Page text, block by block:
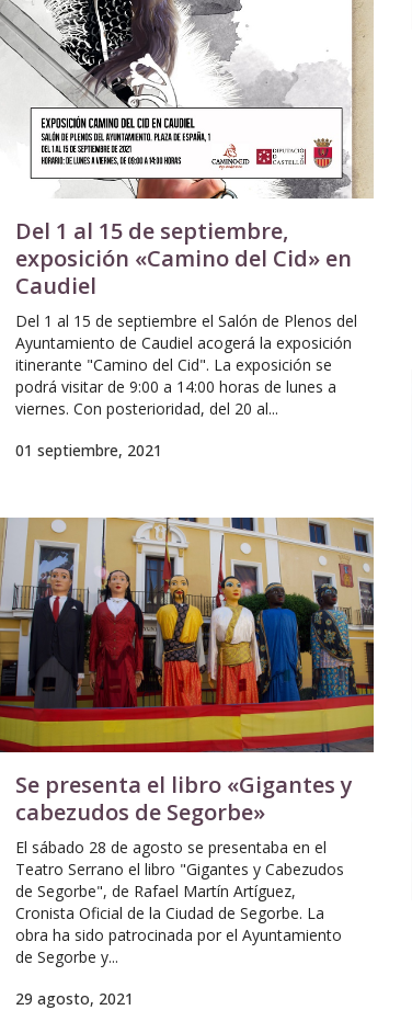
Del 1 al 15 de septiembre,
exposición «Camino del Cid» en
Caudiel
Del 1 al 15 de septiembre el Salón de Plenos del
Ayuntamiento de Caudiel acogerá la exposición
itinerante "Camino del Cid". La exposición se
podrá visitar de 9:00 a 14:00 horas de lunes a
viernes. Con posterioridad, del 20 al...
01 septiembre, 2021
Se presenta el libro «Gigantes y
cabezudos de Segorbe»
El sábado 28 de agosto se presentaba en el
Teatro Serrano el libro "Gigantes y Cabezudos
de Segorbe", de Rafael Martín Artíguez,
Cronista Oficial de la Ciudad de Segorbe. La
obra ha sido patrocinada por el Ayuntamiento
de Segorbe y...
29 agosto, 2021